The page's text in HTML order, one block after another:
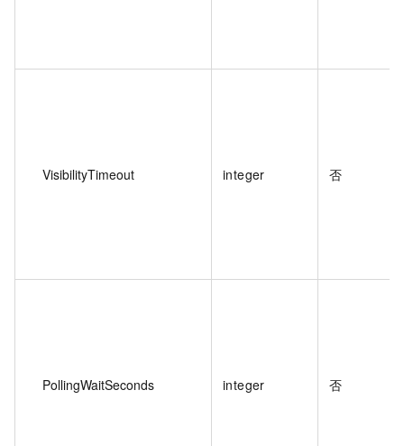
VisibilityTimeout integer 否
PollingWaitSeconds integer 否